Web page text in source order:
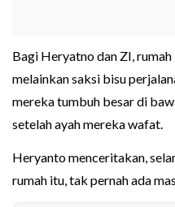
Bagi Heryatno dan ZI,
melainkan saksi bisu
mereka tumbuh besar di
setelah ayah mereka wafat.
Heryanto menceritakan,
rumah itu, tak pernah ada